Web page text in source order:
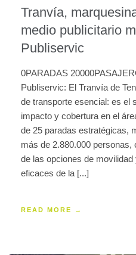
Tranvía,
medio publicitario
Publiservic
0PARADAS
Publiservic: El Tranvía de
de transporte esencial: es el
impacto y cobertura en el
de 25 paradas estratégicas,
más de 2.880.000
de las opciones de
eficaces de la [...]
READ MORE →